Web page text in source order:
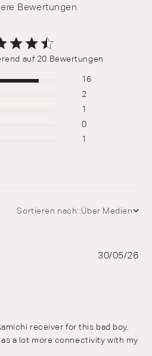
Bewertungen
of 5 stars 20 total reviews
auf 20 Bewertungen
16
2
1
0
1
Sortieren nach::Über Medien
receiver for this bad boy.
a lot more connectivity with my
30/05/26